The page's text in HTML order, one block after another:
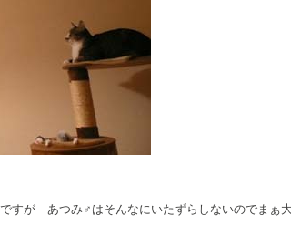
すが あつみ♂はそんなにいたずらしないのでまぁ